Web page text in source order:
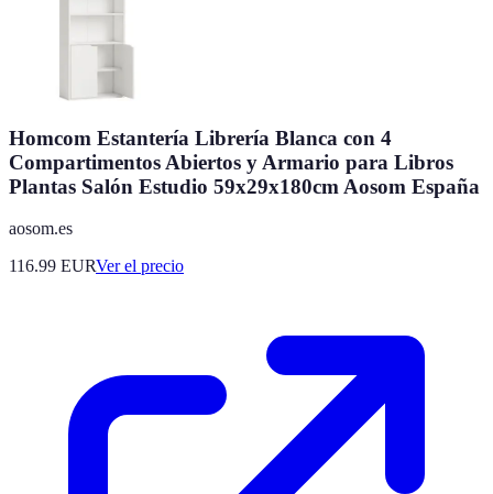
Homcom Estantería Librería Blanca con 4
Compartimentos Abiertos y Armario para Libros
Plantas Salón Estudio 59x29x180cm Aosom España
aosom.es
116.99 EURVer el precio